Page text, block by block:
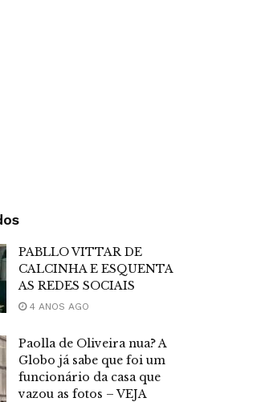
PABLLO VITTAR DE
CALCINHA E ESQUENTA
AS REDES SOCIAIS
4 ANOS AGO
Paolla de Oliveira nua? A
Globo já sabe que foi um
funcionário da casa que
vazou as fotos – VEJA